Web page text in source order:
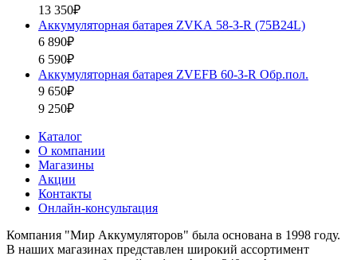
13 350₽
Аккумуляторная батарея ZVKА 58-З-R (75B24L)
6 890₽
6 590₽
Аккумуляторная батарея ZVEFB 60-З-R Обр.пол.
9 650₽
9 250₽
Каталог
О компании
Магазины
Акции
Контакты
Онлайн-консультация
Компания "Мир Аккумуляторов" была основана в 1998 году.
В наших магазинах представлен широкий ассортимент